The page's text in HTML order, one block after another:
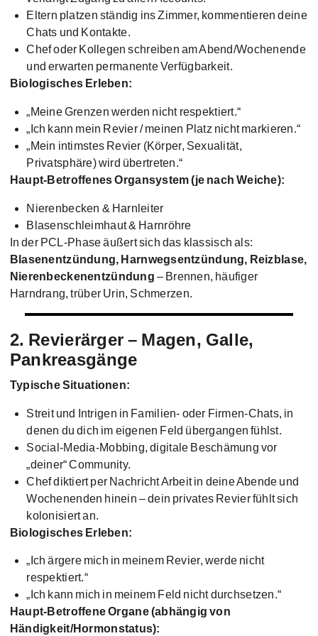
Eltern platzen ständig ins Zimmer, kommentieren deine
Chats und Kontakte.
Chef oder Kollegen schreiben am Abend/Wochenende
und erwarten permanente Verfügbarkeit.
Biologisches Erleben:
„Meine Grenzen werden nicht respektiert.“
„Ich kann mein Revier / meinen Platz nicht markieren.“
„Mein intimstes Revier (Körper, Sexualität,
Privatsphäre) wird übertreten.“
Haupt-Betroffenes Organsystem (je nach Weiche):
Nierenbecken & Harnleiter
Blasenschleimhaut & Harnröhre
In der PCL-Phase äußert sich das klassisch als:
Blasenentzündung, Harnwegsentzündung, Reizblase,
Nierenbeckenentzündung – Brennen, häufiger
Harndrang, trüber Urin, Schmerzen.
2. Revierärger – Magen, Galle,
Pankreasgänge
Typische Situationen:
Streit und Intrigen in Familien- oder Firmen-Chats, in
denen du dich im eigenen Feld übergangen fühlst.
Social-Media-Mobbing, digitale Beschämung vor
„deiner“ Community.
Chef diktiert per Nachricht Arbeit in deine Abende und
Wochenenden hinein – dein privates Revier fühlt sich
kolonisiert an.
Biologisches Erleben:
„Ich ärgere mich in meinem Revier, werde nicht
respektiert.“
„Ich kann mich in meinem Feld nicht durchsetzen.“
Haupt-Betroffene Organe (abhängig von
Händigkeit/Hormonstatus):